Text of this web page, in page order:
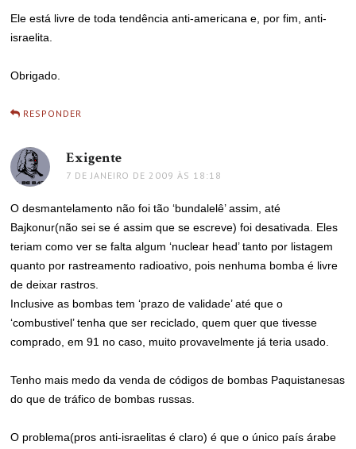
Ele está livre de toda tendência anti-americana e, por fim, anti-
israelita.
Obrigado.
RESPONDER
Exigente
7 DE JANEIRO DE 2009 ÀS 18:18
O desmantelamento não foi tão ‘bundalelê’ assim, até
Bajkonur(não sei se é assim que se escreve) foi desativada. Eles
teriam como ver se falta algum ‘nuclear head’ tanto por listagem
quanto por rastreamento radioativo, pois nenhuma bomba é livre
de deixar rastros.
Inclusive as bombas tem ‘prazo de validade’ até que o
‘combustivel’ tenha que ser reciclado, quem quer que tivesse
comprado, em 91 no caso, muito provavelmente já teria usado.
Tenho mais medo da venda de códigos de bombas Paquistanesas
do que de tráfico de bombas russas.
O problema(pros anti-israelitas é claro) é que o único país árabe